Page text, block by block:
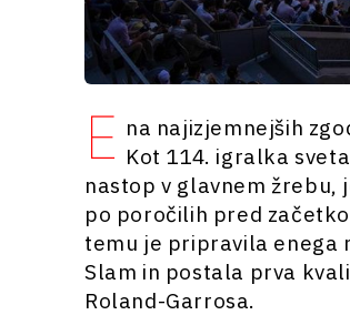
E na najizjemnejših
Kot 114. igralka
nastop v glavnem žrebu,
po poročilih pred
temu je pripravila enega
Slam in postala prva
Roland-Garrosa.